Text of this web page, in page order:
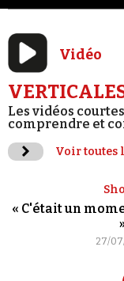
Vidéo
Les vidéos
comprendre et
Voir toutes
« C'était un
27/